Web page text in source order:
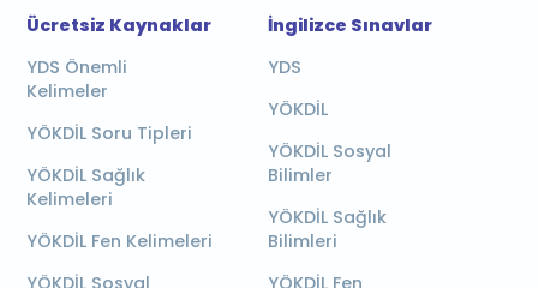
Ücretsiz Kaynaklar
YDS Önemli
Kelimeler
YÖKDİL Soru Tipleri
YÖKDİL Sağlık
Kelimeleri
YÖKDİL Fen Kelimeleri
YÖKDİL Sosyal
İngilizce Sınavlar
YDS
YÖKDİL
YÖKDİL Sosyal
Bilimler
YÖKDİL Sağlık
Bilimleri
YÖKDİL Fen